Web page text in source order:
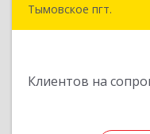
Тымовское пгт.
Клиентов на